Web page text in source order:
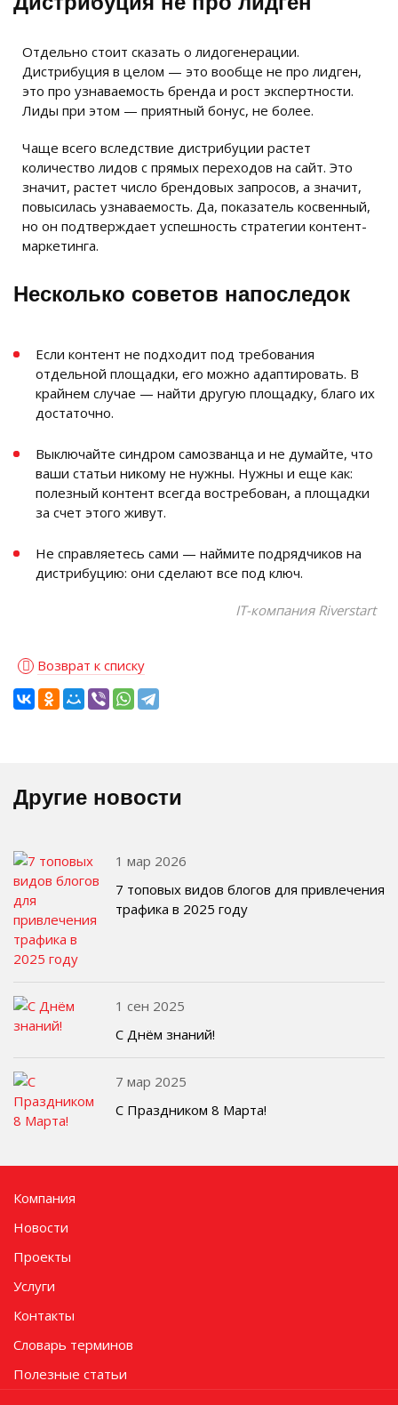
Отдельно стоит сказать о лидогенерации.
Дистрибуция в целом — это вообще не про лидген,
это про узнаваемость бренда и рост экспертности.
Лиды при этом — приятный бонус, не более.
Чаще всего вследствие дистрибуции растет
количество лидов с прямых переходов на сайт. Это
значит, растет число брендовых запросов, а значит,
повысилась узнаваемость. Да, показатель косвенный,
но он подтверждает успешность стратегии контент-
маркетинга.
Несколько советов напоследок
Если контент не подходит под требования
отдельной площадки, его можно адаптировать. В
крайнем случае — найти другую площадку, благо их
достаточно.
Выключайте синдром самозванца и не думайте, что
ваши статьи никому не нужны. Нужны и еще как:
полезный контент всегда востребован, а площадки
за счет этого живут.
Не справляетесь сами — наймите подрядчиков на
дистрибуцию: они сделают все под ключ.
IT-компания Riverstart
Возврат к списку
Другие новости
1 мар 2026
7 топовых видов блогов для привлечения
трафика в 2025 году
1 сен 2025
С Днём знаний!
7 мар 2025
С Праздником 8 Марта!
Компания
Новости
Проекты
Услуги
Контакты
Словарь терминов
Полезные статьи